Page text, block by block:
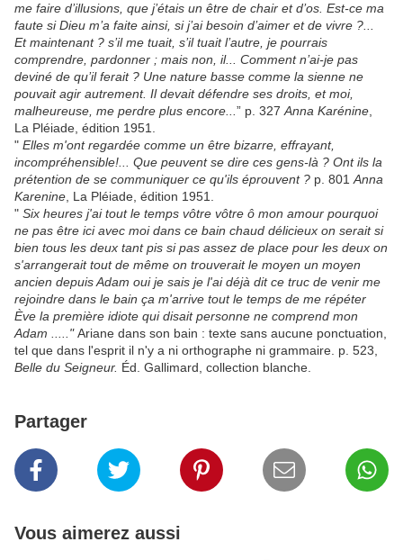
me faire d’illusions, que j’étais un être de chair et d’os. Est-ce ma
faute si Dieu m’a faite ainsi, si j’ai besoin d’aimer et de vivre ?...
Et maintenant ? s’il me tuait, s’il tuait l’autre, je pourrais
comprendre, pardonner ; mais non, il... Comment n’ai-je pas
deviné de qu’il ferait ? Une nature basse comme la sienne ne
pouvait agir autrement. Il devait défendre ses droits, et moi,
malheureuse, me perdre plus encore... ” p. 327 Anna Karénine
La Pléiade, édition 1951.
" Elles m'ont regardée comme un être bizarre, effrayant,
incompréhensible!... Que peuvent se dire ces gens-là ? Ont ils la
prétention de se communiquer ce qu'ils éprouvent ? p. 801 Anna
Karenine , La Pléiade, édition 1951.
" Six heures j'ai tout le temps vôtre vôtre ô mon amour pourquoi
ne pas être ici avec moi dans ce bain chaud délicieux on serait si
bien tous les deux tant pis si pas assez de place pour les deux on
s'arrangerait tout de même on trouverait le moyen un moyen
ancien depuis Adam oui je sais je l'ai déjà dit ce truc de venir me
rejoindre dans le bain ça m'arrive tout le temps de me répéter
Ève la première idiote qui disait personne ne comprend mon
Adam ....."Ariane dans son bain : texte sans aucune ponctuation,
tel que dans l'esprit il n'y a ni orthographe ni grammaire. p. 523,
Belle du Seigneur. Éd. Gallimard, collection blanche.
Partager
Vous aimerez aussi